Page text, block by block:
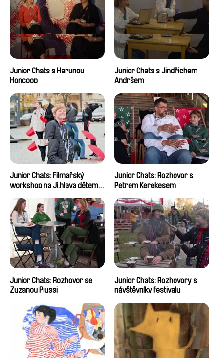
Junior Chats s Harunou
Honcoop
Junior Chats s Jindřichem
Andršem
Junior Chats: Filmařský
workshop na Ji.hlava dětem
Junior Chats: Rozhovor s
Petrem Kerekesem
Junior Chats: Rozhovor se
Zuzanou Piussi
Junior Chats: Rozhovory s
návštěvníky festivalu